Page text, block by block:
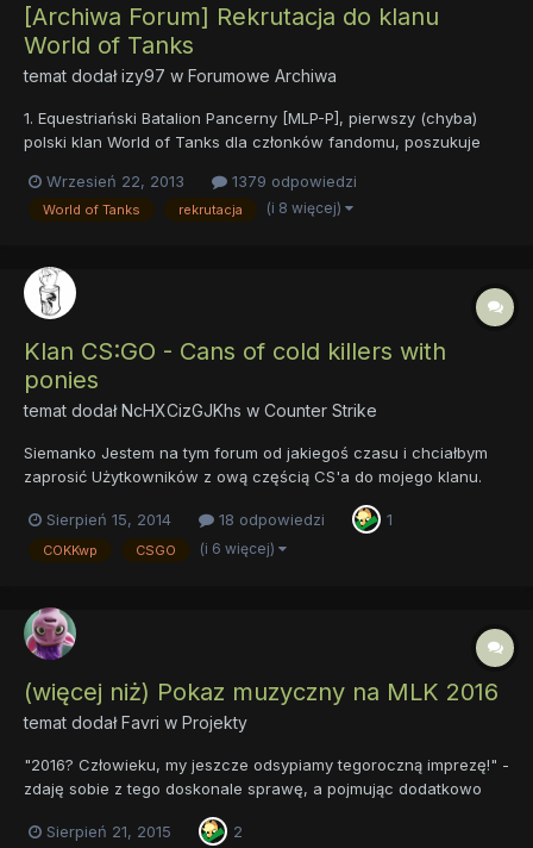
[Archiwa Forum] Rekrutacja do klanu
World of Tanks
temat dodałizy97 w Forumowe Archiwa
1. Equestriański Batalion Pancerny [MLP-P], pierwszy (chyba)
polski klan World of Tanks dla członków fandomu, poszukuje
lub wieku, lecz członkowie zobowiązują się: - Obserwować ten
temat by być na bierząco z informacjami - W czacie klanu...
Wrzesień 22, 2013 1379 odpowiedzi
World of Tanks rekrutacja (i 8 więcej)
Klan CS:GO - Cans of cold killers with
ponies
temat dodałNcHXCizGJKhs w Counter Strike
Siemanko Jestem na tym forum od jakiegoś czasu i chciałbym
zaprosić Użytkowników z ową częścią CS'a do mojego klanu.
postanowiłem spróbować. Klan COKKwp powstał już kiedyś pod
inną nazwą(innym skrótem) i w innej grze. Nazywał się wtedy C...
Sierpień 15, 2014 18 odpowiedzi 1
COKKwp CSGO (i 6 więcej)
(więcej niż) Pokaz muzyczny na MLK 2016
temat dodałFavri w Projekty
"2016? Człowieku, my jeszcze odsypiamy tegoroczną imprezę!" -
zdaję sobie z tego doskonale sprawę, a pojmując dodatkowo
naturę ludzką i czyste doświadczenie z dziedziny jak to bywa z
przygotowaniem do
Sierpień 21, 2015 2